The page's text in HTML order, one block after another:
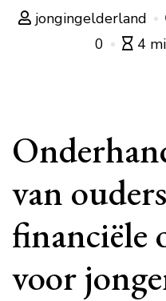
jongingelderland
0
4
van
financiële
voor